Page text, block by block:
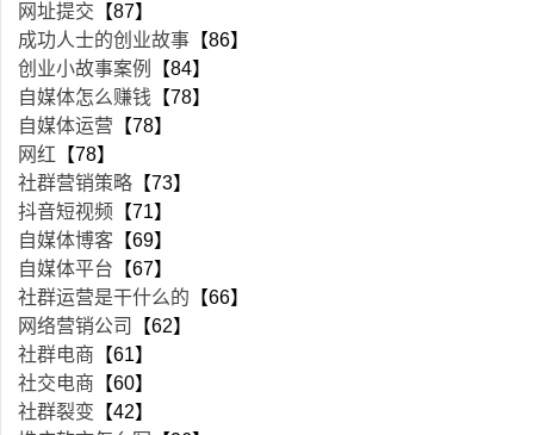
网址提交 【87】
成功人士的创业故事 【86】
创业小故事案例
【84】
自媒体怎么赚钱 【78】
自媒体运营 【78】
网红 【78】
社群营销策略 【73】
抖音短视频 【71】
自媒体博客 【69】
自媒体平台 【67】
社群运营是干什么的 【66】
网络营销公司
【62】
社群电商 【61】
社交电商 【60】
社群裂变 【42】